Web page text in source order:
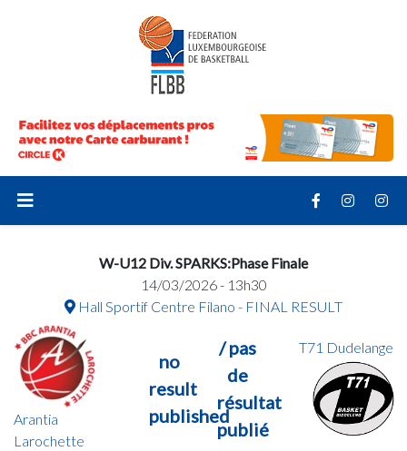
W-U12 Div. SPARKS:Phase Finale
14/03/2026 - 13h30
Hall Sportif Centre Filano - FINAL RESULT
Arantia
Larochette
no
result
published
/ pas
de
résultat
publié
T71 Dudelange